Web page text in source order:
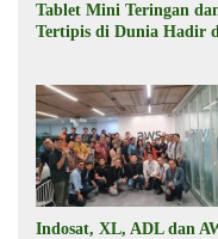
Tablet Mini Teringan
Tertipis di Dunia Hadir
Indosat, XL, ADL dan